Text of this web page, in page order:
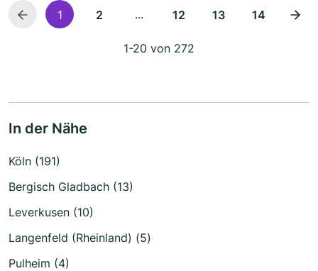
1 2 ... 12 13 14
1-20 von 272
In der Nähe
Köln (191)
Bergisch Gladbach (13)
Leverkusen (10)
Langenfeld (Rheinland) (5)
Pulheim (4)